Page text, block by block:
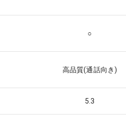
○
高品質(通話向き)
5.3